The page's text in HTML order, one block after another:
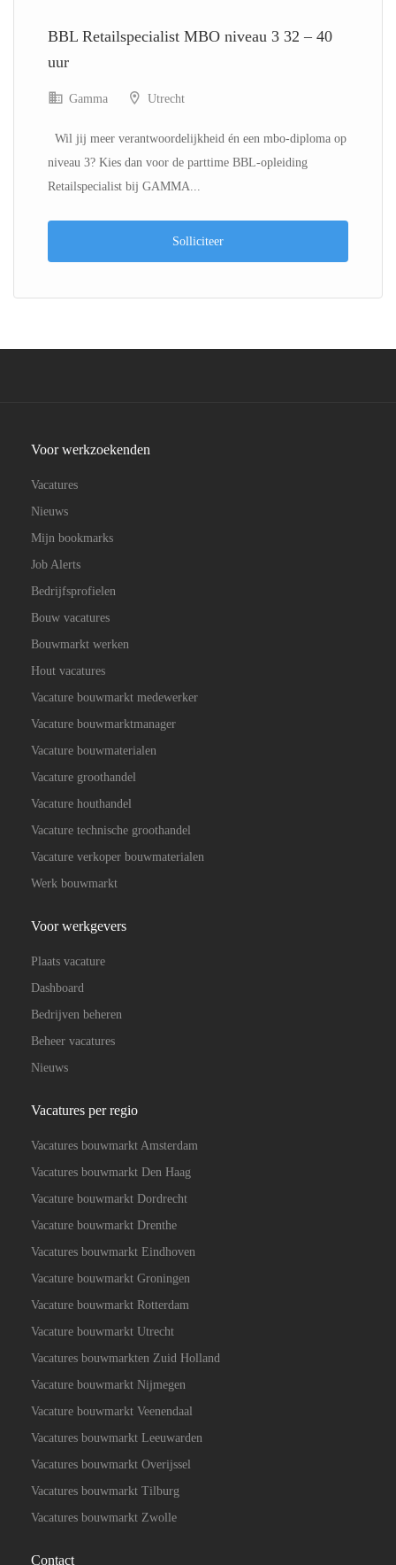
BBL Retailspecialist MBO niveau 3 32 – 40
uur
Gamma Utrecht
Wil jij meer verantwoordelijkheid én een mbo-diploma op
niveau 3? Kies dan voor de parttime BBL-opleiding
Retailspecialist bij GAMMA...
Solliciteer
Voor werkzoekenden
Vacatures
Nieuws
Mijn bookmarks
Job Alerts
Bedrijfsprofielen
Bouw vacatures
Bouwmarkt werken
Hout vacatures
Vacature bouwmarkt medewerker
Vacature bouwmarktmanager
Vacature bouwmaterialen
Vacature groothandel
Vacature houthandel
Vacature technische groothandel
Vacature verkoper bouwmaterialen
Werk bouwmarkt
Voor werkgevers
Plaats vacature
Dashboard
Bedrijven beheren
Beheer vacatures
Nieuws
Vacatures per regio
Vacatures bouwmarkt Amsterdam
Vacatures bouwmarkt Den Haag
Vacature bouwmarkt Dordrecht
Vacature bouwmarkt Drenthe
Vacatures bouwmarkt Eindhoven
Vacature bouwmarkt Groningen
Vacature bouwmarkt Rotterdam
Vacature bouwmarkt Utrecht
Vacatures bouwmarkten Zuid Holland
Vacature bouwmarkt Nijmegen
Vacature bouwmarkt Veenendaal
Vacatures bouwmarkt Leeuwarden
Vacatures bouwmarkt Overijssel
Vacatures bouwmarkt Tilburg
Vacatures bouwmarkt Zwolle
Contact